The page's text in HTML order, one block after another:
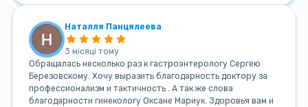
Наталля Панцялеева
3 місяці тому
Обращалась несколько раз к гастроэнтерологу Сергею
Березовскому. Хочу выразить благодарность доктору за
профессионализм и тактичность . А так же слова
благодарности гинекологу Оксане Мариук. Здоровья вам и